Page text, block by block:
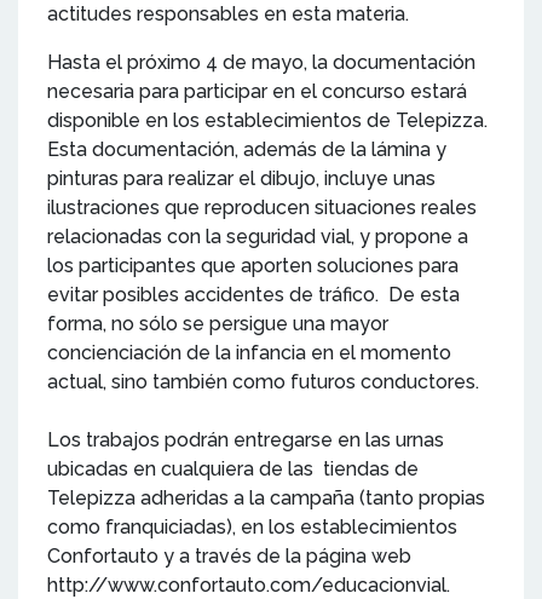
actitudes responsables en esta materia.
Hasta el próximo 4 de mayo, la documentación
necesaria para participar en el concurso estará
disponible en los establecimientos de Telepizza.
Esta documentación, además de la lámina y
pinturas para realizar el dibujo, incluye unas
ilustraciones que reproducen situaciones reales
relacionadas con la seguridad vial, y propone a
los participantes que aporten soluciones para
evitar posibles accidentes de tráfico. De esta
forma, no sólo se persigue una mayor
concienciación de la infancia en el momento
actual, sino también como futuros conductores.
Los trabajos podrán entregarse en las urnas
ubicadas en cualquiera de las tiendas de
Telepizza adheridas a la campaña (tanto propias
como franquiciadas), en los establecimientos
Confortauto y a través de la página web
http://www.confortauto.com/educacionvial.